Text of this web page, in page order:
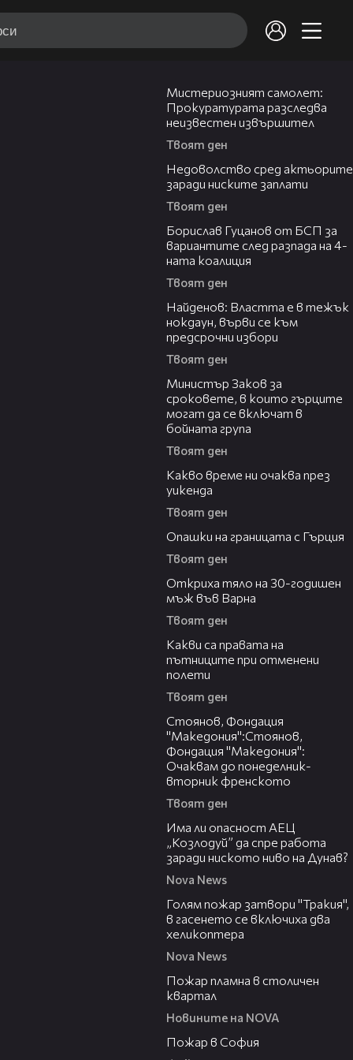
Мистериозният самолет:
Прокуратурата разследва
неизвестен извършител
Твоят ден
Недоволство сред актьорите
заради ниските заплати
Твоят ден
Борислав Гуцанов от БСП за
вариантите след разпада на 4-
ната коалиция
Твоят ден
Найденов: Властта е в тежък
нокдаун, върви се към
предсрочни избори
Твоят ден
Министър Заков за
сроковете, в които гърците
могат да се включат в
бойната група
Твоят ден
Какво време ни очаква през
уикенда
Твоят ден
Опашки на границата с Гърция
Твоят ден
Откриха тяло на 30-годишен
мъж във Варна
Твоят ден
Какви са правата на
пътниците при отменени
полети
Твоят ден
Стоянов, Фондация
"Македония":Стоянов,
Фондация "Македония":
Очаквам до понеделник-
вторник френското
Твоят ден
Има ли опасност АЕЦ
„Козлодуй” да спре работа
заради ниското ниво на Дунав?
Nova News
Голям пожар затвори "Тракия",
в гасенето се включиха два
хеликоптера
Nova News
Пожар пламна в столичен
квартал
Новините на NOVA
Пожар в София